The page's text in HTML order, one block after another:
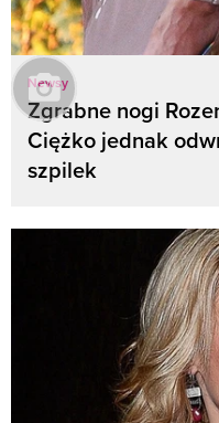
Newsy
Zgrabne nogi
Ciężko jednak
szpilek